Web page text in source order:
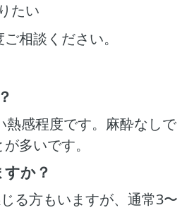
たい
相談ください。
熱感程度です。麻酔なしで
多いです。
か？
る方もいますが、通常3〜